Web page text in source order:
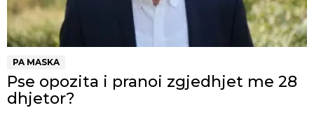
PA MASKA
Pse opozita i pranoi zgjedhjet me 28
dhjetor?